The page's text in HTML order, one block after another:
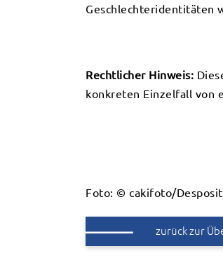
Geschlechteridentitäten
Rechtlicher Hinweis:
konkreten Einzelfall von
Foto: © cakifoto/
zurück zur